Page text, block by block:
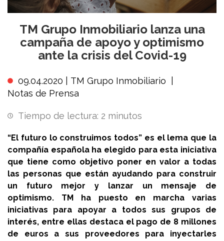
TM Grupo Inmobiliario lanza una
campaña de apoyo y optimismo
ante la crisis del Covid-19
09.04.2020 | TM Grupo Inmobiliario
Notas de Prensa
Tiempo de lectura: 2 minutos
“El futuro lo construimos todos” es el lema que la
compañía española ha elegido para esta iniciativa
que tiene como objetivo poner en valor a todas
las personas que están ayudando para construir
un futuro mejor y lanzar un mensaje de
optimismo. TM ha puesto en marcha varias
iniciativas para apoyar a todos sus grupos de
interés, entre ellas destaca el pago de 8 millones
de euros a sus proveedores para inyectarles